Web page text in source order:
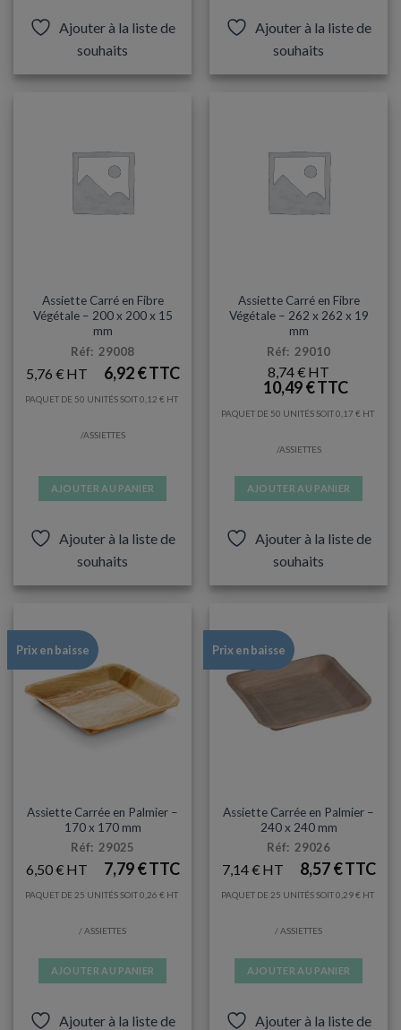
a
plusieurs
variations.
être
choisies
sur
Ajouter à la liste de
souhaits
Ajouter à la liste de
souhaits
Assiette Carré en Fibre
Végétale – 200 x 200 x 15
mm
Réf: 29008
5,76 € 6,92€
PAQUET DE 50 UNITÉS SOIT0,12 €
/ASSIETTES
AJOUTER AU PANIER
Ajouter à la liste de
souhaits
Assiette Carré en Fibre
Végétale – 262 x 262 x 19
mm
Réf: 29010
8,74€
10,49€
PAQUET DE 50 UNITÉS SOIT0,17 €
/ASSIETTES
AJOUTER AU PANIER
Ajouter à la liste de
souhaits
Prix en baisse
Assiette Carrée en Palmier –
170 x 170 mm
Réf: 29025
6,50€ 7,79€
PAQUET DE 25 UNITÉS SOIT0,26 €
/ ASSIETTES
AJOUTER AU PANIER
Ajouter à la liste de
Prix en baisse
Assiette Carrée en Palmier –
240 x 240 mm
Réf: 29026
7,14€ 8,57€
PAQUET DE 25 UNITÉS SOIT0,29€
/ ASSIETTES
AJOUTER AU PANIER
Ajouter à la liste de